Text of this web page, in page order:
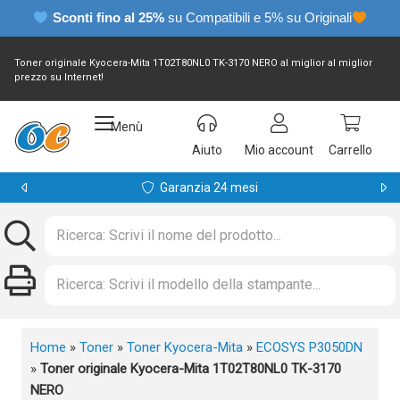
Sconti fino al 25% su Compatibili e 5% su Originali
Toner originale Kyocera-Mita 1T02T80NL0 TK-3170 NERO al miglior al miglior
prezzo su Internet!
Menù
Aiuto
Mio account Carrello
Garanzia 24 mesi
Home » Toner » Toner Kyocera-Mita » ECOSYS P3050DN
» Toner originale Kyocera-Mita 1T02T80NL0 TK-3170
NERO